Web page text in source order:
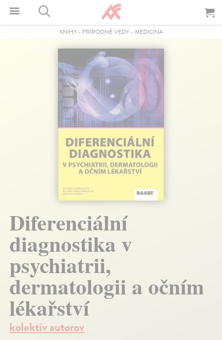
KNIHY- PRÍRODNÉ VEDY- MEDICÍNA
Diferenciální
diagnostika v
psychiatrii,
dermatologii a očním
lékařství
kolektív autorov